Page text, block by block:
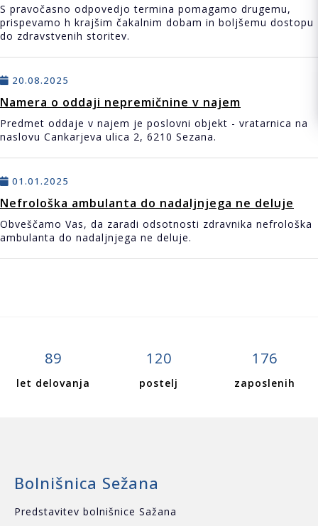
S pravočasno odpovedjo termina pomagamo drugemu,
prispevamo h krajšim čakalnim dobam in boljšemu dostopu
do zdravstvenih storitev.
20.08.2025
Namera o oddaji nepremičnine v najem
Predmet oddaje v najem je poslovni objekt - vratarnica na
naslovu Cankarjeva ulica 2, 6210 Sezana.
01.01.2025
Nefrološka ambulanta do nadaljnjega ne deluje
Obveščamo Vas, da zaradi odsotnosti zdravnika nefrološka
ambulanta do nadaljnjega ne deluje.
89
let delovanja
120
postelj
176
zaposlenih
Bolnišnica Sežana
Predstavitev bolnišnice Sažana